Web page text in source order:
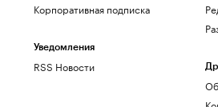
Корпоративная подписка
Уведомления
RSS Новости